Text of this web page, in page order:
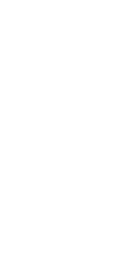
bateau. La proximité avec
tout en profitant d'un